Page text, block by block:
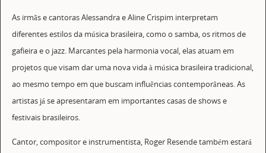
As irmãs e cantoras Alessandra e Aline Crispim interpretam
diferentes estilos da música brasileira, como o samba, os ritmos de
gafieira e o jazz. Marcantes pela harmonia vocal, elas atuam em
projetos que visam dar uma nova vida à música brasileira tradicional,
ao mesmo tempo em que buscam influências contemporâneas. As
artistas já se apresentaram em importantes casas de shows e
festivais brasileiros.
Cantor, compositor e instrumentista, Roger Resende também estará